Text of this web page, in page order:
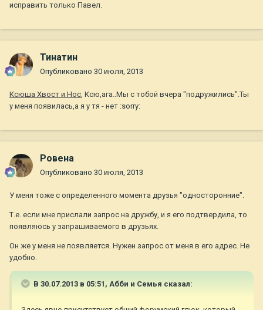
исправить только Павел.
Тинатин
Опубликовано 30 июля, 2013
Ксюша Хвост и Нос, Ксю,ага..Мы с тобой вчера "подружились".Ты
у меня появилась,а я у тя - нет :sorry:
Ровена
Опубликовано 30 июля, 2013
У меня тоже с определенного момента друзья "односторонние".
Т.е. если мне прислали запрос на дружбу, и я его подтвердила, то
появляюсь у запрашиваемого в друзьях.
Он же у меня не появляется. Нужен запрос от меня в его адрес. Не
удобно.
В 30.07.2013 в 05:51, Абби и Семья сказал: